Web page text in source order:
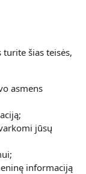
šias teisės,
asmens
jūsų
informaciją